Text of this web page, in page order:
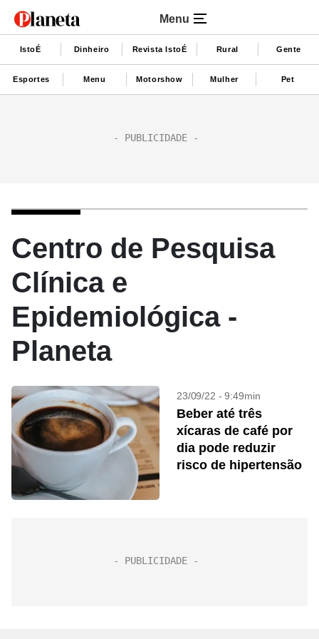
Menu
IstoÉ Dinheiro Revista IstoÉ Rural Gente
Esportes Menu Motorshow Mulher Pet
Centro de Pesquisa
Clínica e
Epidemiológica -
Planeta
23/09/22 - 9:49min
Beber até três
xícaras de café por
dia pode reduzir
risco de hipertensão